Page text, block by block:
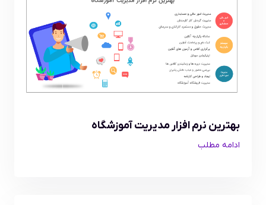
بهترین نرم افزار مدیریت آموزشگاه
ادامه مطلب